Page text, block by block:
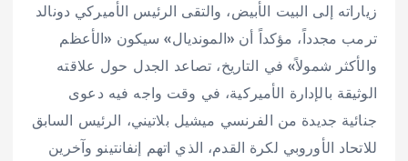
زياراته إلى البيت الأبيض، والتقى الرئيس الأميركي دونالد
ترمب مجدداً، مؤكداً أن «المونديال» سيكون «الأعظم
والأكثر شمولاً» في التاريخ، تصاعد الجدل حول علاقته
الوثيقة بالإدارة الأميركية، في وقت واجه فيه دعوى
جنائية جديدة من الفرنسي ميشيل بلاتيني، الرئيس السابق
للاتحاد الأوروبي لكرة القدم، الذي اتهم إنفانتينو وآخرين